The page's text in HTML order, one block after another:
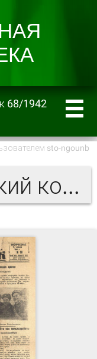
68/1942
sto-ngounb
Тоншаевский колхозник 1942 г.